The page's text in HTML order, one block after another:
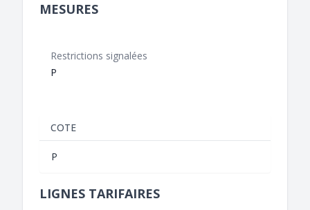
MESURES
Restrictions signalées
P
COTE
P
LIGNES TARIFAIRES